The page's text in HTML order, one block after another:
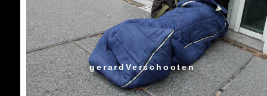
gerardVerschooten